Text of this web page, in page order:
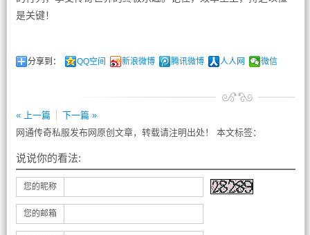
是关键！
分享到： QQ空间 新浪微博 腾讯微博 人人网 微信
« 上一篇
下一篇 »
网通传奇私服发布网原创文章，转载请注明出处！ 本文标签：
说说你的看法:
您的昵称
您的邮箱